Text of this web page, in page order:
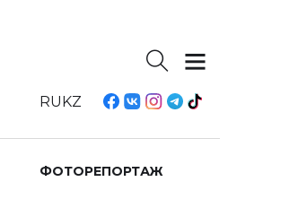
RUKZ
ФОТОРЕПОРТАЖ